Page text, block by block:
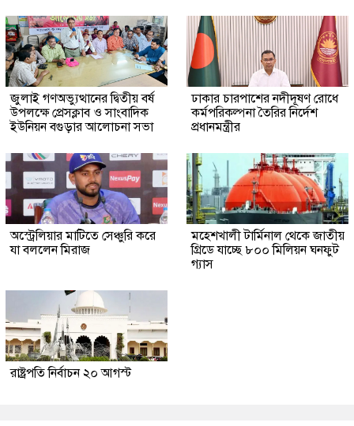
জুলাই গণঅভ্যুত্থানের দ্বিতীয় বর্ষ
উপলক্ষে প্রেসক্লাব ও সাংবাদিক
ইউনিয়ন বগুড়ার আলোচনা সভা
ঢাকার চারপাশের নদীদূষণ রোধে
কর্মপরিকল্পনা তৈরির নির্দেশ
প্রধানমন্ত্রীর
অস্ট্রেলিয়ার মাটিতে সেঞ্চুরি করে
যা বললেন মিরাজ
মহেশখালী টার্মিনাল থেকে জাতীয়
গ্রিডে যাচ্ছে ৮০০ মিলিয়ন ঘনফুট
গ্যাস
রাষ্ট্রপতি নির্বাচন ২০ আগস্ট